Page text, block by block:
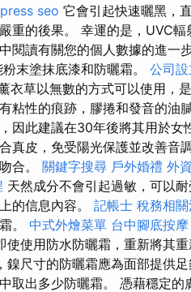
seo 它會引起快速曬黑，
重的後果。 幸運的是，UVC輻
閱讀有關您的個人數據的進一
末塗抹底漆和防曬霜。 公司設
衣草以無數的方式可以使用，
粘性的痕跡，膠捲和發音的油
因此建議在30年後將其用於女
真皮，免受陽光保護並改善音
合。 關鍵字搜尋 戶外婚禮 外
天然成分不會引起過敏，可以
的信息內容。 記帳士 稅務相
。 中式外燴菜單 台中腳底按摩
使使用防水防曬霜，重新將其
鎳尺寸的防曬霜應為面部提供足
取出多少防曬霜。 憑藉穩定